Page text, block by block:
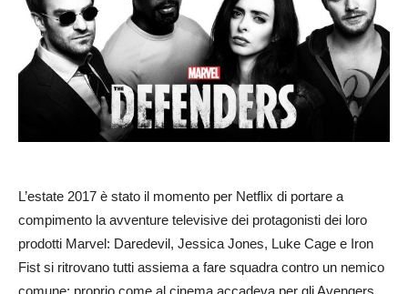
L’estate 2017 è stato il momento per Netflix di portare a
compimento la avventure televisive dei protagonisti dei loro
prodotti Marvel: Daredevil, Jessica Jones, Luke Cage e Iron
Fist si ritrovano tutti assiema a fare squadra contro un nemico
comune; proprio come al cinema accadeva per gli Avengers.